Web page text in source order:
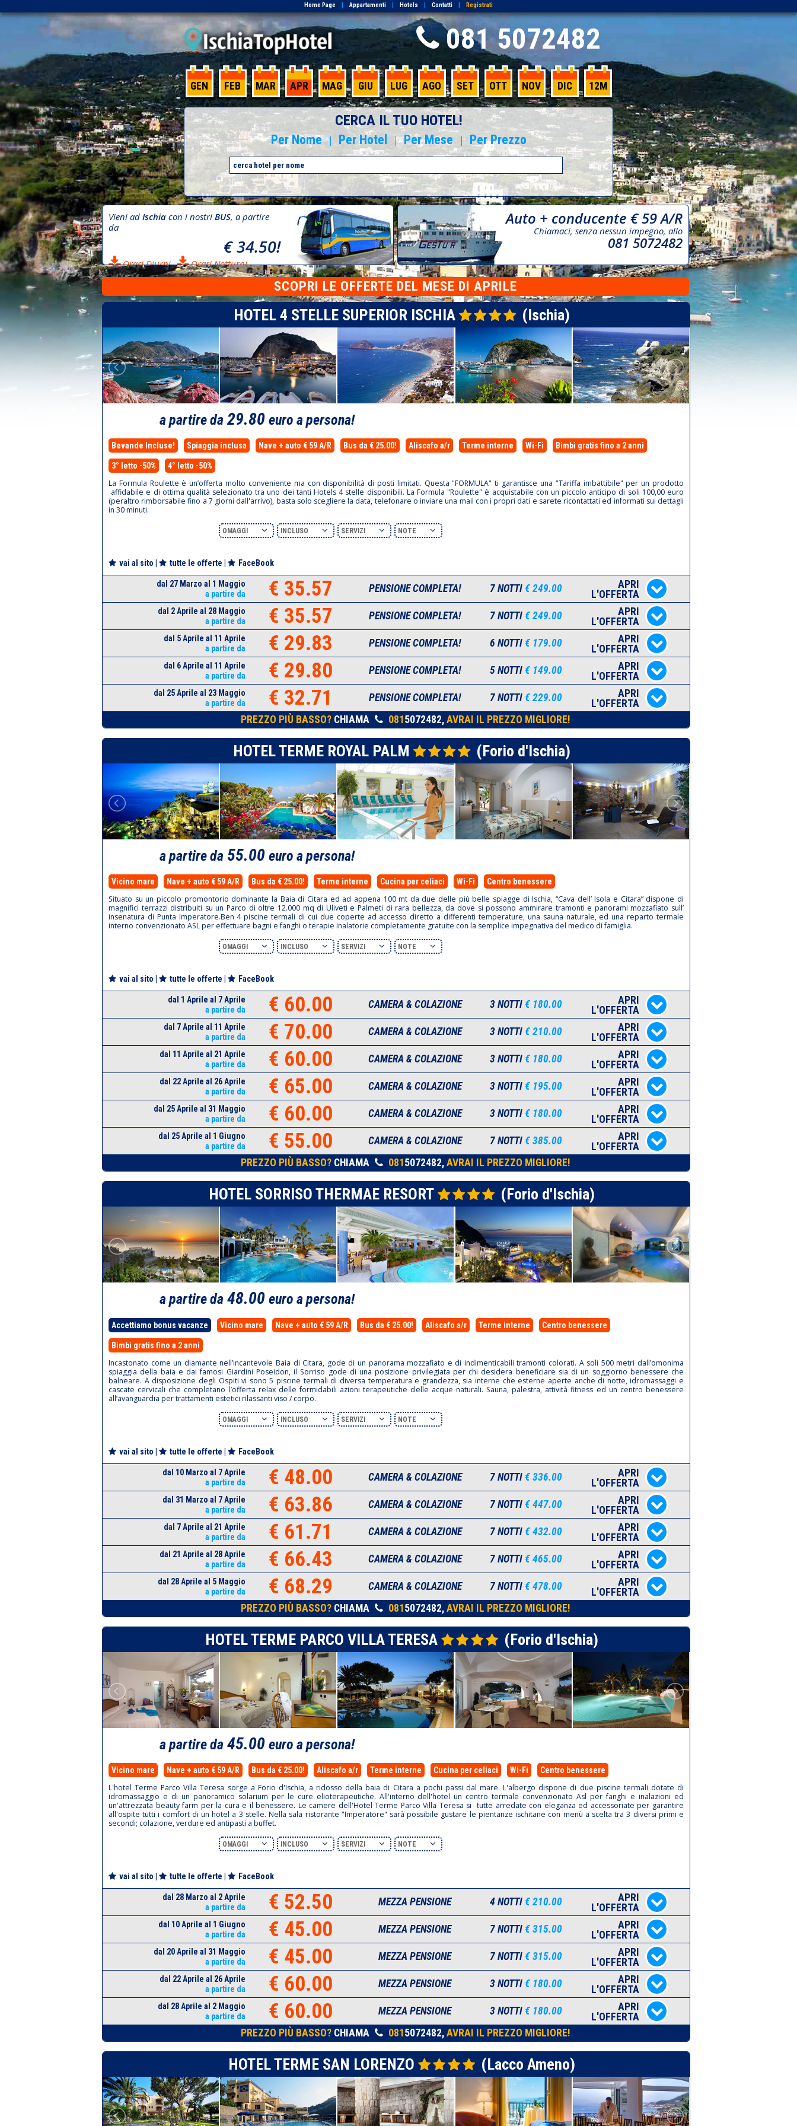
Home Page | Appartamenti | Hotels | Contatti | Registrati
081 5072482
GEN FEB MAR APR MAG GIU LUG AGO SET OTT NOV DIC 12M
CERCA IL TUO HOTEL!
Per Nome | Per Hotel | Per Mese | Per Prezzo
Vieni ad Ischia con i nostri BUS, a partire
da
€ 34.50!
Orari Diurni Orari Notturni
Auto + conducente € 59 A/R
Chiamaci, senza nessun impegno, allo
081 5072482
SCOPRI LE OFFERTE DEL MESE DI APRILE
HOTEL 4 STELLE SUPERIOR ISCHIA (Ischia)
a partire da 29.80 euro a persona!
Bevande Incluse! Spiaggia inclusa Nave + auto € 59 A/R Bus da € 25.00! Aliscafo a/r Terme interne Wi-Fi Bimbi gratis fino a 2 anni
3° letto -50% 4° letto -50%
La Formula Roulette è un’offerta molto conveniente ma con disponibilità di posti limitati. Questa "FORMULA" ti garantisce una "Tariffa imbattibile" per un prodotto
affidabile e di ottima qualità selezionato tra uno dei tanti Hotels 4 stelle disponibili. La Formula "Roulette" è acquistabile con un piccolo anticipo di soli 100,00 euro
(peraltro rimborsabile fino a 7 giorni dall'arrivo), basta solo scegliere la data, telefonare o inviare una mail con i propri dati e sarete ricontattati ed informati sui dettagli
in 30 minuti.
OMAGGI INCLUSO SERVIZI NOTE
vai al sito tutte le offerte FaceBook
dal 27 Marzo al 1 Maggio
a partire da
€ 35.57 PENSIONE COMPLETA! 7 NOTTI € 249.00
APRI
L'OFFERTA
dal 2 Aprile al 28 Maggio
a partire da
€ 35.57 PENSIONE COMPLETA! 7 NOTTI € 249.00
APRI
L'OFFERTA
dal 5 Aprile al 11 Aprile
a partire da
€ 29.83 PENSIONE COMPLETA! 6 NOTTI € 179.00
APRI
L'OFFERTA
dal 6 Aprile al 11 Aprile
a partire da
€ 29.80 PENSIONE COMPLETA! 5 NOTTI € 149.00
APRI
L'OFFERTA
dal 25 Aprile al 23 Maggio
a partire da
€ 32.71 PENSIONE COMPLETA! 7 NOTTI € 229.00
APRI
L'OFFERTA
PREZZO PIÙ BASSO?CHIAMA 081 5072482, AVRAI IL PREZZO MIGLIORE!
HOTEL TERME ROYAL PALM (Forio d'Ischia)
a partire da 55.00 euro a persona!
Vicino mare Nave + auto € 59 A/R Bus da € 25.00! Terme interne Cucina per celiaci Wi-Fi Centro benessere
Situato su un piccolo promontorio dominante la Baia di Citara ed ad appena 100 mt da due delle più belle spiagge di Ischia, “Cava dell’ Isola e Citara” dispone di
magnifici terrazzi distribuiti su un Parco di oltre 12.000 mq di Uliveti e Palmeti di rara bellezza, da dove si possono ammirare tramonti e panorami mozzafiato sull’
insenatura di Punta Imperatore.Ben 4 piscine termali di cui due coperte ad accesso diretto a differenti temperature, una sauna naturale, ed una reparto termale
interno convenzionato ASL per effettuare bagni e fanghi o terapie inalatorie completamente gratuite con la semplice impegnativa del medico di famiglia.
OMAGGI INCLUSO SERVIZI NOTE
vai al sito tutte le offerte FaceBook
dal 1 Aprile al 7 Aprile
a partire da
€ 60.00 CAMERA & COLAZIONE 3 NOTTI € 180.00
APRI
L'OFFERTA
dal 7 Aprile al 11 Aprile
a partire da
€ 70.00 CAMERA & COLAZIONE 3 NOTTI € 210.00
APRI
L'OFFERTA
dal 11 Aprile al 21 Aprile
a partire da
€ 60.00 CAMERA & COLAZIONE 3 NOTTI € 180.00
APRI
L'OFFERTA
dal 22 Aprile al 26 Aprile
a partire da
€ 65.00 CAMERA & COLAZIONE 3 NOTTI € 195.00
APRI
L'OFFERTA
dal 25 Aprile al 31 Maggio
a partire da
€ 60.00 CAMERA & COLAZIONE 3 NOTTI € 180.00
APRI
L'OFFERTA
dal 25 Aprile al 1 Giugno
a partire da
€ 55.00 CAMERA & COLAZIONE 7 NOTTI € 385.00
APRI
L'OFFERTA
PREZZO PIÙ BASSO?CHIAMA 081 5072482, AVRAI IL PREZZO MIGLIORE!
HOTEL SORRISO THERMAE RESORT (Forio d'Ischia)
a partire da 48.00 euro a persona!
Accettiamo bonus vacanze Vicino mare Nave + auto € 59 A/R Bus da € 25.00! Aliscafo a/r Terme interne Centro benessere
Bimbi gratis fino a 2 anni
Incastonato come un diamante nell’incantevole Baia di Citara, gode di un panorama mozzafiato e di indimenticabili tramonti colorati. A soli 500 metri dall’omonima
spiaggia della baia e dai famosi Giardini Poseidon, il Sorriso gode di una posizione privilegiata per chi desidera beneficiare sia di un soggiorno benessere che
balneare. A disposizione degli Ospiti vi sono 5 piscine termali di diversa temperatura e grandezza, sia interne che esterne aperte anche di notte, idromassaggi e
cascate cervicali che completano l’offerta relax delle formidabili azioni terapeutiche delle acque naturali. Sauna, palestra, attività fitness ed un centro benessere
all’avanguardia per trattamenti estetici rilassanti viso / corpo.
OMAGGI INCLUSO SERVIZI NOTE
vai al sito | tutte le offerte | FaceBook
dal 10 Marzo al 7 Aprile
a partire da
€ 48.00 CAMERA & COLAZIONE 7 NOTTI € 336.00
APRI
L'OFFERTA
dal 31 Marzo al 7 Aprile
a partire da
€ 63.86 CAMERA & COLAZIONE 7 NOTTI € 447.00
APRI
L'OFFERTA
dal 7 Aprile al 21 Aprile
a partire da
€ 61.71 CAMERA & COLAZIONE 7 NOTTI € 432.00
APRI
L'OFFERTA
dal 21 Aprile al 28 Aprile
a partire da
€ 66.43 CAMERA & COLAZIONE 7 NOTTI € 465.00
APRI
L'OFFERTA
dal 28 Aprile al 5 Maggio
a partire da
€ 68.29 CAMERA & COLAZIONE 7 NOTTI € 478.00
APRI
L'OFFERTA
PREZZO PIÙ BASSO?CHIAMA 0815072482, AVRAI IL PREZZO MIGLIORE!
HOTEL TERME PARCO VILLA TERESA (Forio d'Ischia)
a partire da 45.00 euro a persona!
Vicino mare Nave + auto € 59 A/R Bus da € 25.00! Aliscafo a/r Terme interne Cucina per celiaci Wi-Fi Centro benessere
L'hotel Terme Parco Villa Teresa sorge a Forio d'Ischia, a ridosso della baia di Citara a pochi passi dal mare. L'albergo dispone di due piscine termali dotate di
idromassaggio e di un panoramico solarium per le cure elioterapeutiche. All'interno dell'hotel un centro termale convenzionato Asl per fanghi e inalazioni ed
un'attrezzata beauty farm per la cura e il benessere. Le camere dell'Hotel Terme Parco Villa Teresa si tutte arredate con eleganza ed accessoriate per garantire
all'ospite tutti i comfort di un hotel a 3 stelle. Nella sala ristorante "Imperatore" sarà possibile gustare le pientanze ischitane con menù a scelta tra 3 diversi primi e
secondi; colazione, verdure ed antipasti a buffet.
OMAGGI INCLUSO SERVIZI NOTE
vai al sito tutte le offerte FaceBook
dal 28 Marzo al 2 Aprile
a partire da
€ 52.50 MEZZA PENSIONE 4 NOTTI € 210.00
APRI
L'OFFERTA
dal 10 Aprile al 1 Giugno
a partire da
€ 45.00 MEZZA PENSIONE 7 NOTTI € 315.00
APRI
L'OFFERTA
dal 20 Aprile al 31 Maggio
a partire da
€ 45.00 MEZZA PENSIONE 7 NOTTI € 315.00
APRI
L'OFFERTA
dal 22 Aprile al 26 Aprile
a partire da
€ 60.00 MEZZA PENSIONE 3 NOTTI € 180.00
APRI
L'OFFERTA
dal 28 Aprile al 2 Maggio
a partire da
€ 60.00 MEZZA PENSIONE 3 NOTTI € 180.00
APRI
L'OFFERTA
PREZZO PIÙ BASSO?CHIAMA 0815072482, AVRAI IL PREZZO MIGLIORE!
HOTEL TERME SAN LORENZO (Lacco Ameno)